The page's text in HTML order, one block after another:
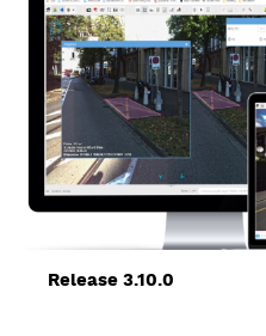
Release 3.10.0